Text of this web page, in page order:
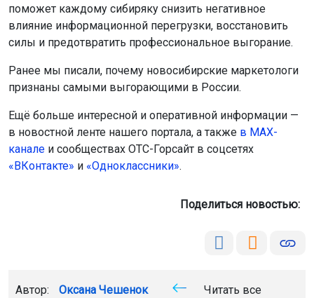
поможет каждому сибиряку снизить негативное
влияние информационной перегрузки, восстановить
силы и предотвратить профессиональное выгорание.
Ранее мы писали, почему новосибирские маркетологи
признаны самыми выгорающими в России.
Ещё больше интересной и оперативной информации —
в новостной ленте нашего портала, а также в МАХ-
канале и сообществах ОТС-Горсайт в соцсетях
«ВКонтакте» и «Одноклассники».
Поделиться новостью:
Автор: Оксана Чешенок
Читать все